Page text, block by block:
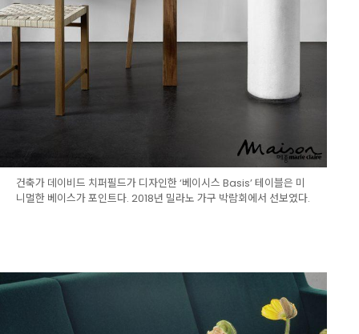
건축가 데이비드 치퍼필드가 디자인한 ‘베이시스 Basis’ 테이블은 미
니멀한 베이스가 포인트다. 2018년 밀라노 가구 박람회에서 선보였다.